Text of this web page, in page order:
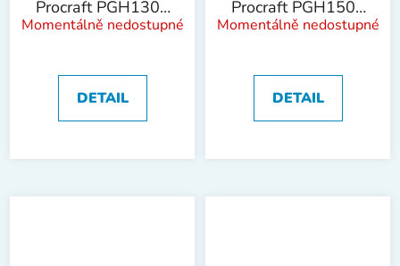
Procraft PGH1300
| PGH1300
Momentálně nedostupné
DETAIL
Procraft PGH1500
| PGH1500
Momentálně nedostupné
DETAIL